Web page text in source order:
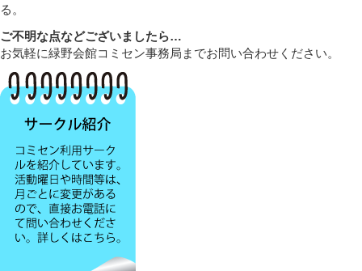
る。
ご不明な点などございましたら…
お気軽に緑野会館コミセン事務局までお問い合わせください。